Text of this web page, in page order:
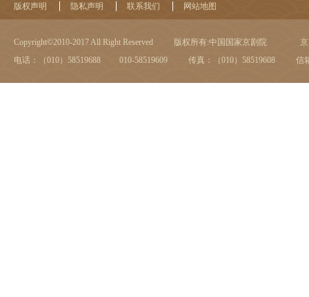
版权声明 隐私声明 联系我们 网站地图
Copyright©2010-2017 All Right Reserved 版权所有:中国国家京剧院
电话：（010）58519688 010-58519609
传真：（010）58519608 信